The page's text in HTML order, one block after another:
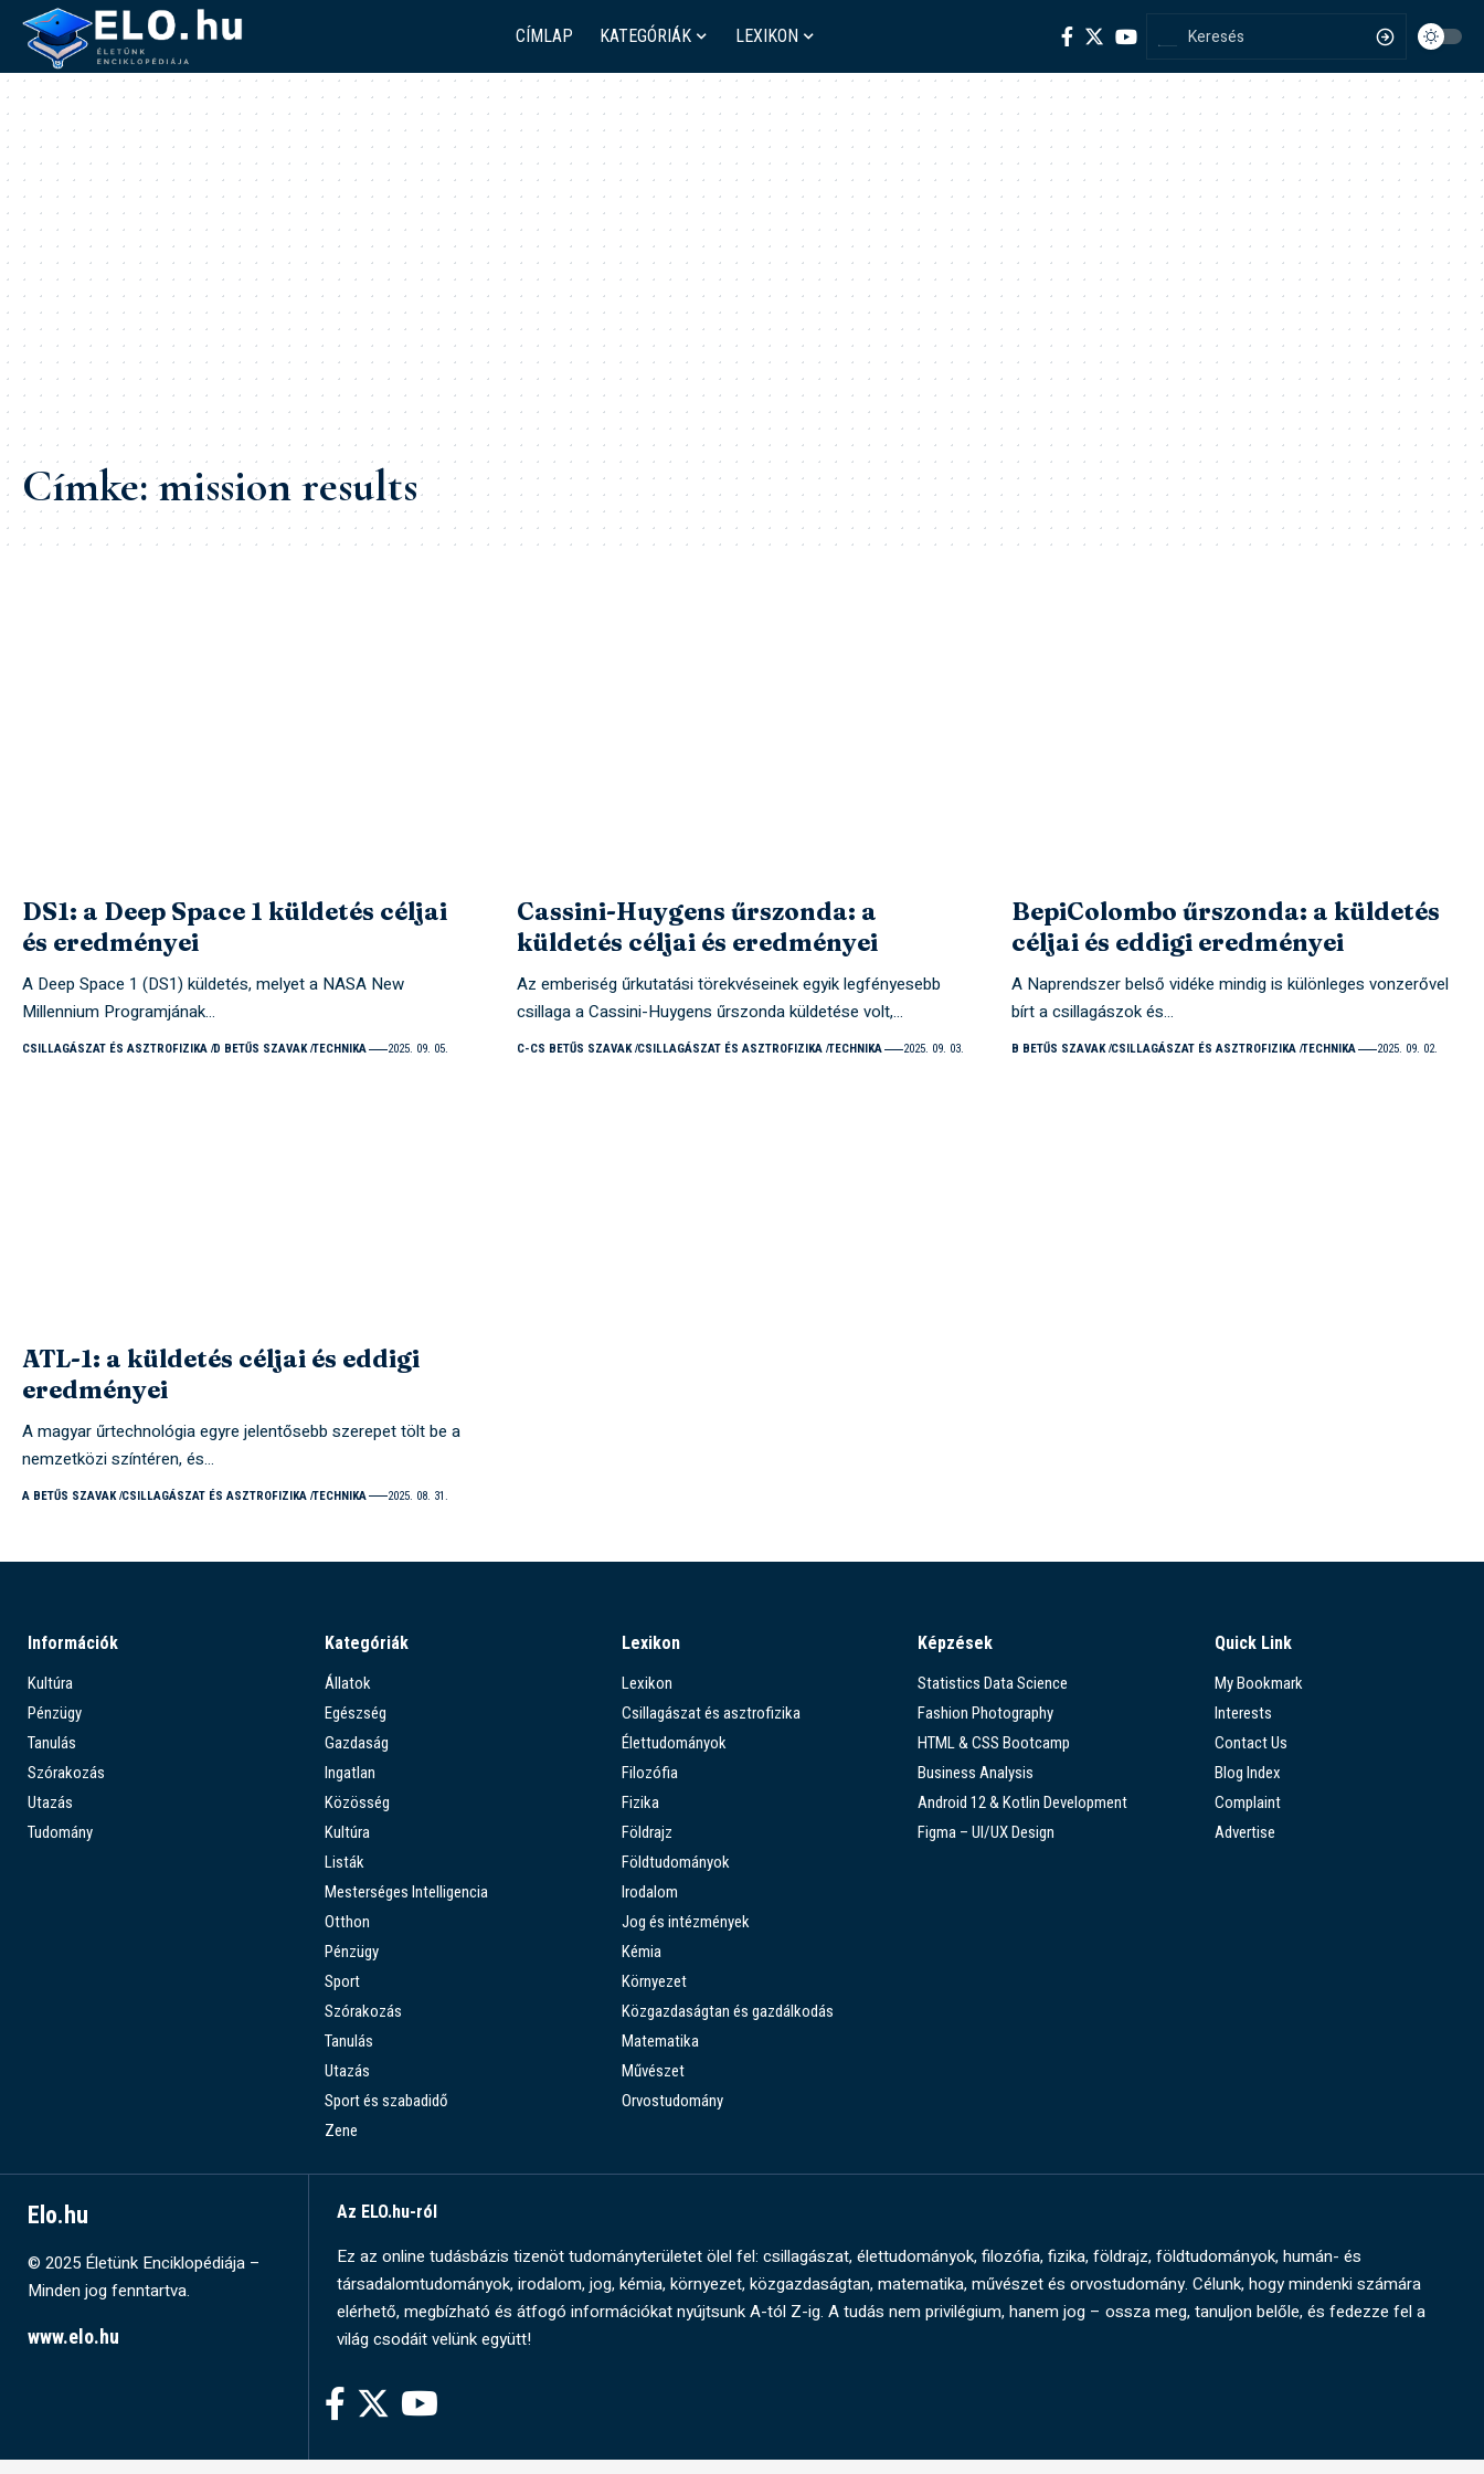
CÍMLAP KATEGÓRIÁK LEXIKON
Címke:mission results
DS1: a Deep Space 1 küldetés céljai
és eredményei
A Deep Space 1 (DS1) küldetés, melyet a NASA New
Millennium Programjának…
CSILLAGÁSZAT ÉS ASZTROFIZIKA D BETŰS SZAVAK TECHNIKA 2025. 09. 05.
Cassini-Huygens űrszonda: a
küldetés céljai és eredményei
Az emberiség űrkutatási törekvéseinek egyik legfényesebb
csillaga a Cassini-Huygens űrszonda küldetése volt,…
C-CS BETŰS SZAVAK CSILLAGÁSZAT ÉS ASZTROFIZIKA TECHNIKA 2025. 09. 03.
BepiColombo űrszonda: a küldetés
céljai és eddigi eredményei
A Naprendszer belső vidéke mindig is különleges vonzerővel
bírt a csillagászok és…
B BETŰS SZAVAK CSILLAGÁSZAT ÉS ASZTROFIZIKA TECHNIKA 2025. 09. 02.
ATL-1: a küldetés céljai és eddigi
eredményei
A magyar űrtechnológia egyre jelentősebb szerepet tölt be a
nemzetközi színtéren, és…
A BETŰS SZAVAK CSILLAGÁSZAT ÉS ASZTROFIZIKA TECHNIKA 2025. 08. 31.
Információk
Kultúra
Pénzügy
Tanulás
Szórakozás
Utazás
Tudomány
Kategóriák
Állatok
Egészség
Gazdaság
Ingatlan
Közösség
Kultúra
Listák
Mesterséges Intelligencia
Otthon
Pénzügy
Sport
Szórakozás
Tanulás
Utazás
Sport és szabadidő
Zene
Lexikon
Lexikon
Csillagászat és asztrofizika
Élettudományok
Filozófia
Fizika
Földrajz
Földtudományok
Irodalom
Jog és intézmények
Kémia
Környezet
Közgazdaságtan és gazdálkodás
Matematika
Művészet
Orvostudomány
Képzések
Statistics Data Science
Fashion Photography
HTML & CSS Bootcamp
Business Analysis
Android 12 & Kotlin Development
Figma – UI/UX Design
Quick Link
My Bookmark
Interests
Contact Us
Blog Index
Complaint
Advertise
Elo.hu
© 2025 Életünk Enciklopédiája –
Minden jog fenntartva.
www.elo.hu
Az ELO.hu-ról
Ez az online tudásbázis tizenöt tudományterületet ölel fel: csillagászat, élettudományok, filozófia, fizika, földrajz, földtudományok, humán- és
társadalomtudományok, irodalom, jog, kémia, környezet, közgazdaságtan, matematika, művészet és orvostudomány. Célunk, hogy mindenki számára
elérhető, megbízható és átfogó információkat nyújtsunk A-tól Z-ig. A tudás nem privilégium, hanem jog – ossza meg, tanuljon belőle, és fedezze fel a
világ csodáit velünk együtt!